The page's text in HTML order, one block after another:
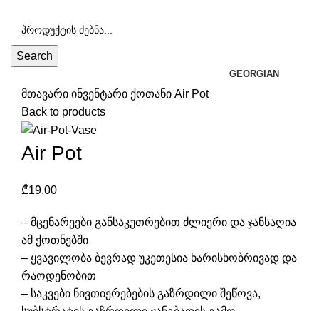
Search
GEORGIAN
მთავარი ინვენტარი ქოთანი Air Pot
Back to products
Air Pot
₾19.00
– მცენარეები განსაკუთრებით ძლიერი და ჯანსაღია
ამ ქოთნებში
– ყვავილობა ბევრად უკეთესია ხარისხობრივად და
რაოდენობით
– საკვები ნივთიერებების გაზრდილი შეწოვა,